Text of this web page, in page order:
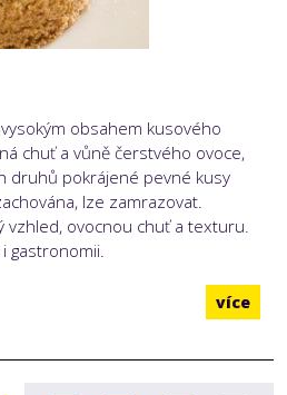
obsahem kusového
chuť a vůně čerstvého ovoce,
druhů pokrájené pevné kusy
lze zamrazovat.
vzhled, ovocnou chuť a texturu.
gastronomii.
více